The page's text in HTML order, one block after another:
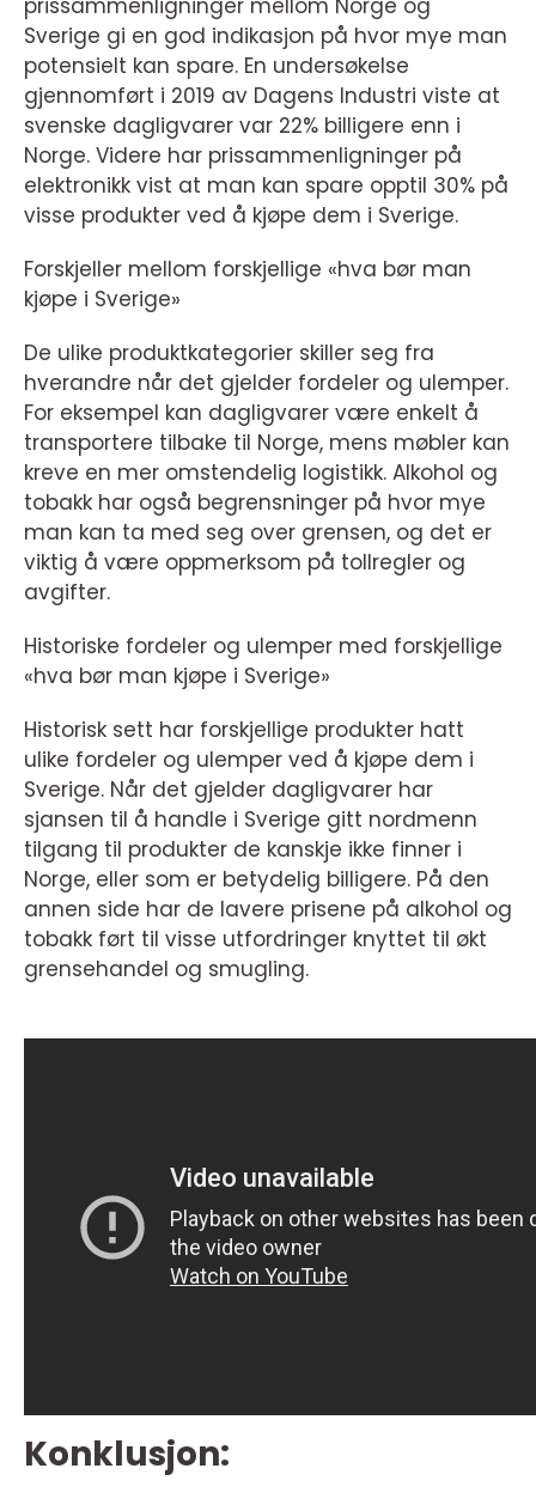
prissammenligninger mellom Norge og
Sverige gi en god indikasjon på hvor mye man
potensielt kan spare. En undersøkelse
gjennomført i 2019 av Dagens Industri viste at
svenske dagligvarer var 22% billigere enn i
Norge. Videre har prissammenligninger på
elektronikk vist at man kan spare opptil 30% på
visse produkter ved å kjøpe dem i Sverige.
Forskjeller mellom forskjellige «hva bør man
kjøpe i Sverige»
De ulike produktkategorier skiller seg fra
hverandre når det gjelder fordeler og ulemper.
For eksempel kan dagligvarer være enkelt å
transportere tilbake til Norge, mens møbler kan
kreve en mer omstendelig logistikk. Alkohol og
tobakk har også begrensninger på hvor mye
man kan ta med seg over grensen, og det er
viktig å være oppmerksom på tollregler og
avgifter.
Historiske fordeler og ulemper med forskjellige
«hva bør man kjøpe i Sverige»
Historisk sett har forskjellige produkter hatt
ulike fordeler og ulemper ved å kjøpe dem i
Sverige. Når det gjelder dagligvarer har
sjansen til å handle i Sverige gitt nordmenn
tilgang til produkter de kanskje ikke finner i
Norge, eller som er betydelig billigere. På den
annen side har de lavere prisene på alkohol og
tobakk ført til visse utfordringer knyttet til økt
grensehandel og smugling.
Konklusjon: